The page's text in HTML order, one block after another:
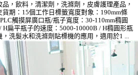
，飲料，清潔劑，洗滌劑，皮膚護理產品，
期：15個工作日標籤寬度對象：190mm條
觸摸屏廣口瓶/瓶子寬度：30-110mm橢圓
扁平瓶子的速度：5000-10000B / H橢圓形瓶
洗髮水和洗滌劑貼標機的應用，適用於1 ...